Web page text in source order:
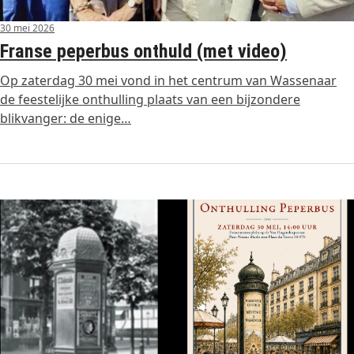
30 mei 2026
Franse peperbus onthuld (met video)
Op zaterdag 30 mei vond in het centrum van Wassenaar
de feestelijke onthulling plaats van een bijzondere
blikvanger: de enige…